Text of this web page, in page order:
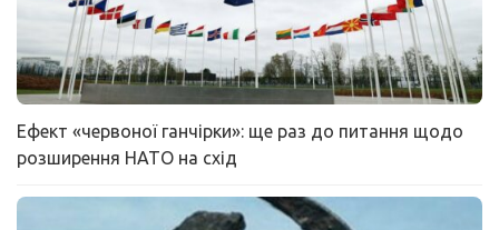
Ефект «червоної ганчірки»: ще раз до питання щодо
розширення НАТО на схід